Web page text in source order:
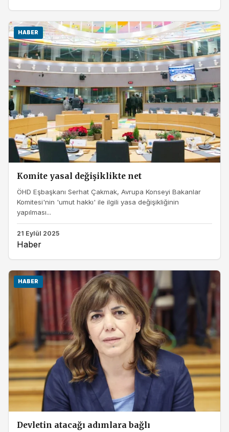
HABER
Komite yasal değişiklikte net
ÖHD Eşbaşkanı Serhat Çakmak, Avrupa Konseyi Bakanlar
Komitesi'nin 'umut hakkı' ile ilgili yasa değişikliğinin
yapılması...
21 Eylül 2025
Haber
HABER
Devletin atacağı adımlara bağlı